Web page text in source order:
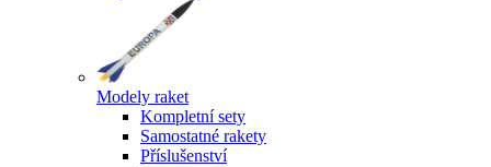
Modely raket
Kompletní sety
Samostatné rakety
Příslušenství